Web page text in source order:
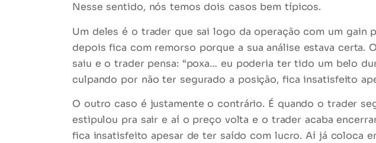
Nesse sentido, nós temos dois casos bem típicos.
Um deles é o trader que sai logo da operação com um gain
depois fica com remorso porque a sua análise estava certa.
saiu e o trader pensa: “poxa… eu poderia ter tido um belo
culpando por não ter segurado a posição, ficainsatisfeito
O outro caso é justamente o contrário. É quando o trader
estipulou pra sair e aí o preço volta e o trader acaba
fica insatisfeito apesar de ter saído com lucro. Aí já coloca